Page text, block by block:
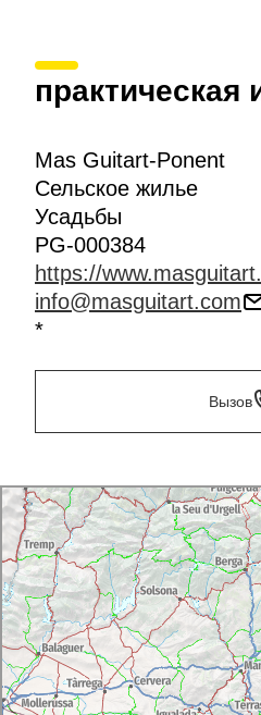
Mas Guitart-Ponent
Сельское жилье
Усадьбы
PG-000384
https://
info@masguitart.com
*
Вызов